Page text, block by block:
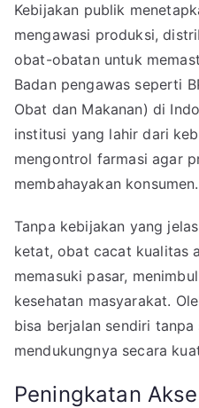
Kebijakan publik
mengawasi produksi,
obat-obatan untuk
Badan pengawas seperti
Obat dan Makanan) di
institusi yang lahir dari
mengontrol farmasi agar
membahayakan konsumen.
Tanpa kebijakan yang
ketat, obat cacat kualitas
memasuki pasar,
kesehatan masyarakat.
bisa berjalan sendiri
mendukungnya secara
Peningkatan